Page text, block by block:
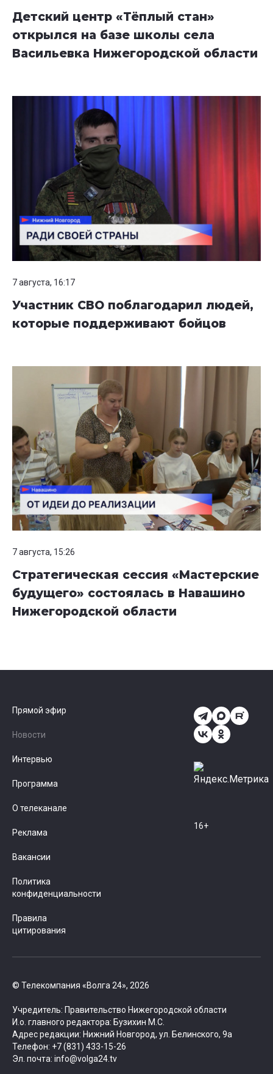
Детский центр «Тёплый стан»
открылся на базе школы села
Васильевка Нижегородской области
7 августа, 16:17
Участник СВО поблагодарил людей,
которые поддерживают бойцов
7 августа, 15:26
Стратегическая сессия «Мастерские
будущего» состоялась в Навашино
Нижегородской области
© Телекомпания «Волга 24», 2026
Учредитель: Правительство Нижегородской области
И.о. главного редактора: Бузихин М.С.
Адрес редакции: Нижний Новгород, ул. Белинского, 9а
Телефон: +7 (831) 433-15-26
Эл. почта: info@volga24.tv
Прямой эфир
Новости
Интервью
Программа
О телеканале
Реклама
Вакансии
Политика
конфиденциальности
Правила
цитирования
16+